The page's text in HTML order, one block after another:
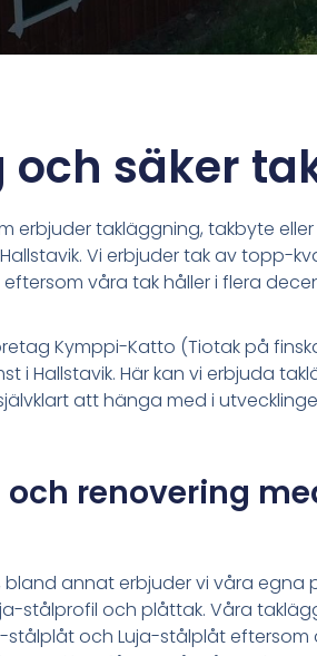
och säker
erbjuder takläggning, takbyte
Vi erbjuder tak av topp-
våra tak håller i flera
Kymppi-Katto (Tiotak på
i Hallstavik. Här kan vi erbjuda
att hänga med i
renovering
bland annat erbjuder vi våra egna
stålprofil och plåttak. Våra
och Luja-stålplåt eftersom